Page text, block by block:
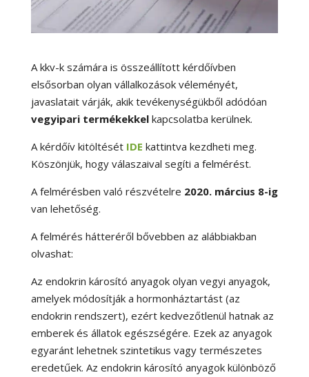
A kkv-k számára is összeállított kérdőívben
elsősorban olyan vállalkozások véleményét,
javaslatait várják, akik tevékenységükből adódóan
vegyipari termékekkelkapcsolatba kerülnek.
A kérdőív kitöltését IDE kattintva kezdheti meg.
Köszönjük, hogy válaszaival segíti a felmérést.
A felmérésben való részvételre 2020. március 8-ig
van lehetőség.
A felmérés hátteréről bővebben az alábbiakban
olvashat:
Az endokrin károsító anyagok olyan vegyi anyagok,
amelyek módosítják a hormonháztartást (az
endokrin rendszert), ezért kedvezőtlenül hatnak az
emberek és állatok egészségére. Ezek az anyagok
egyaránt lehetnek szintetikus vagy természetes
eredetűek. Az endokrin károsító anyagok különböző